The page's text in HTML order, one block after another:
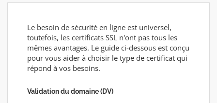
Le besoin de sécurité en ligne est universel,
toutefois, les certificats SSL n'ont pas tous les
mêmes avantages. Le guide ci-dessous est conçu
pour vous aider à choisir le type de certificat qui
répond à vos besoins.
Validation du domaine (DV)